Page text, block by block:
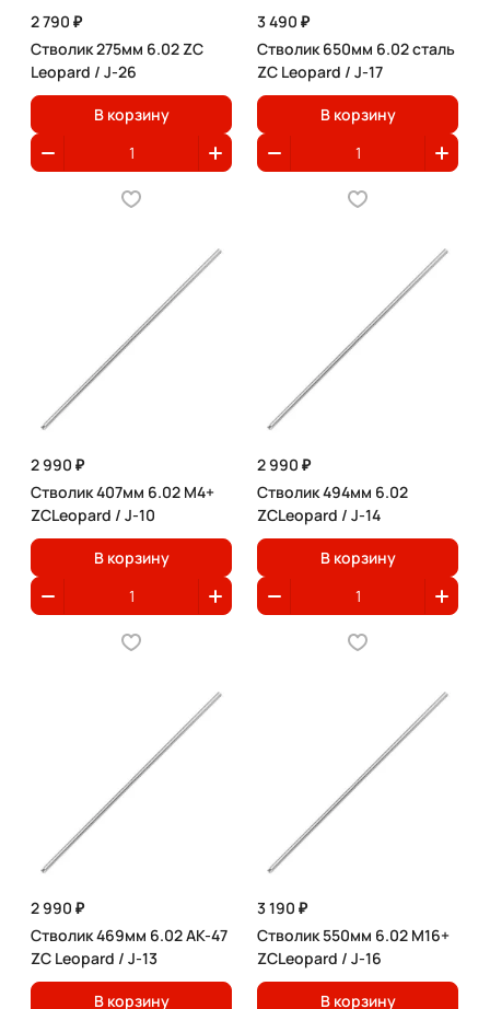
2 790 ₽
Стволик 275мм 6.02 ZC
Leopard / J-26
В корзину
3 490 ₽
Стволик 650мм 6.02 сталь
ZC Leopard / J-17
В корзину
2 990 ₽
Стволик 407мм 6.02 M4+
ZCLeopard / J-10
В корзину
2 990 ₽
Стволик 494мм 6.02
ZCLeopard / J-14
В корзину
2 990 ₽
Стволик 469мм 6.02 AK-47
ZC Leopard / J-13
В корзину
3 190 ₽
Стволик 550мм 6.02 M16+
ZCLeopard / J-16
В корзину